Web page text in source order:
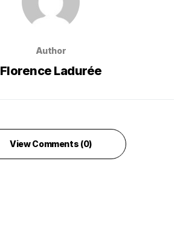
Author
Florence Ladurée
View Comments (0)